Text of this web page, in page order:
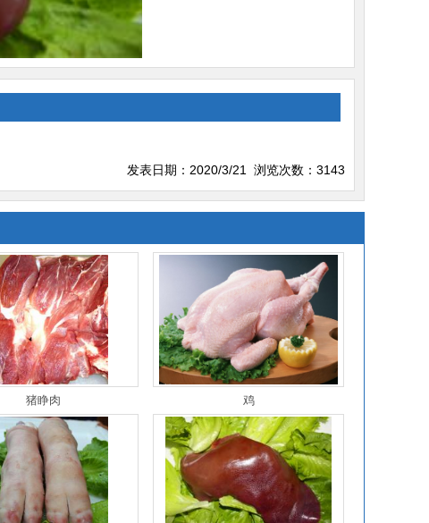
发表日期：2020/3/21 浏览次数：3143
猪睁肉 鸡